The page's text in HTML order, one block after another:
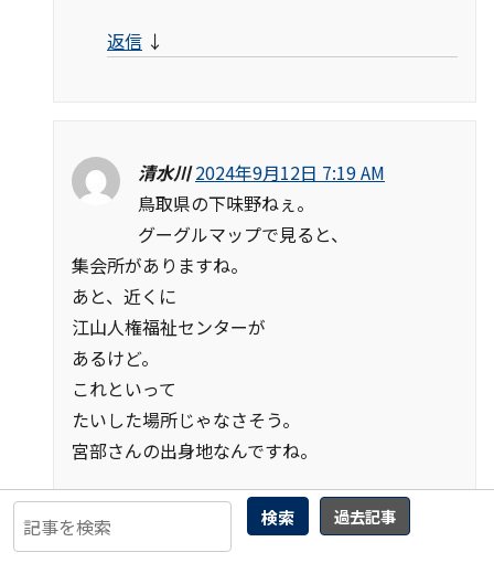
検索 過去記事
返信 ↓
清水川 2024年9月12日 7:19 AM
鳥取県の下味野ねぇ。
グーグルマップで見ると、
集会所がありますね。
あと、近くに
江山人権福祉センターが
あるけど。
これといって
たいした場所じゃなさそう。
宮部さんの出身地なんですね。
#524f9b581881729af94c71f4e83fb119